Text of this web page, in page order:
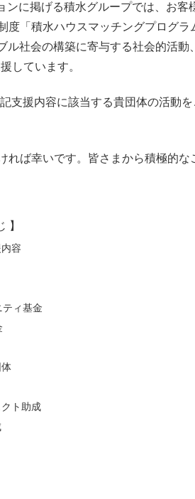
ンに掲げる積水グループでは、お客
「積水ハウスマッチングプログラ
社会の構築に寄与する社会的活動
しています。
支援内容に該当する貴団体の活動を
れば幸いです。皆さまから積極的な
】
容
ィ基金
ト助成